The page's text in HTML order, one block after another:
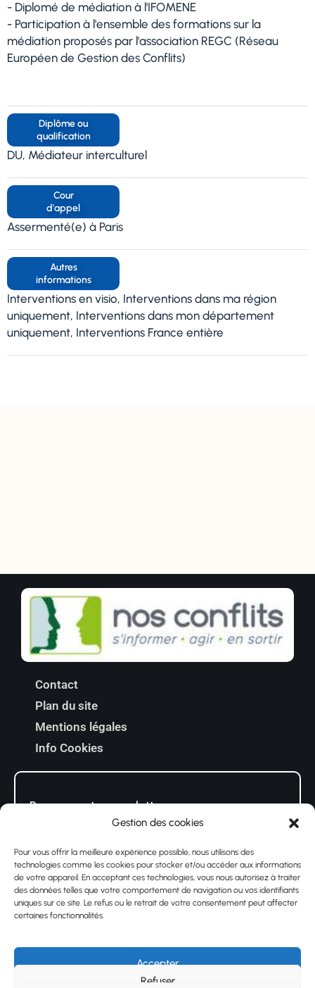
Gestion des cookies
Pour vous offrir la meilleure expérience possible, nous utilisons des
technologies comme les cookies pour stocker et/ou accéder aux informations
de votre appareil. En acceptant ces technologies, vous nous autorisez à traiter
des données telles que votre comportement de navigation ou vos identifiants
uniques sur ce site. Le refus ou le retrait de votre consentement peut affecter
certaines fonctionnalités.
Accepter
Refuser
- Diplomé de médiation à l'IFOMENE
- Participation à l'ensemble des formations sur la
médiation proposés par l'association REGC (Réseau
Européen de Gestion des Conflits)
Diplôme ou
qualification
DU, Médiateur interculturel
Cour
d'appel
Assermenté(e) à Paris
Autres
informations
Interventions en visio, Interventions dans ma région
uniquement, Interventions dans mon département
uniquement, Interventions France entière
Contact
Plan du site
Mentions légales
Info Cookies
Recevez notre newsletter
En cochant cette case, j’accepte que mon
adresse soit utilisée conformément au RGPD